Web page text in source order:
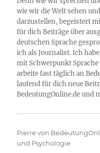
wie wir die Welt sehen
darzustellen, begeistert
für dich Beiträge über
deutschen Sprache
ich als Journalist. Ich
mit Schwerpunkt
arbeite fast täglich an
laufend für dich neue
BedeutungOnline.de und
Autor
Pierre von
und Psychologie